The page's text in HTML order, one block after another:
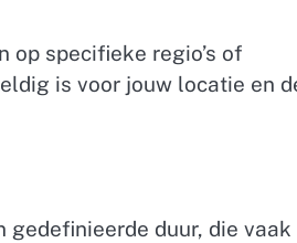
op specifieke regio’s of
is voor jouw locatie en
gedefinieerde duur, die vaak